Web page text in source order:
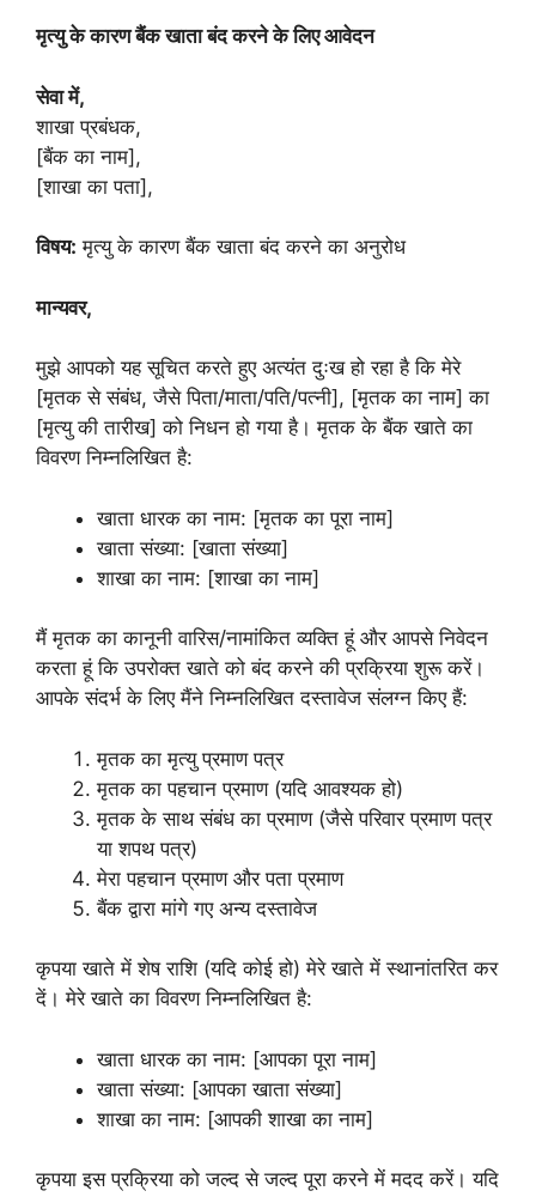
मृत्यु के कारण बैंक खाता बंद करने के लिए आवेदन
सेवा में,
शाखा प्रबंधक,
[बैंक का नाम],
[शाखा का पता],
विषय: मृत्यु के कारण बैंक खाता बंद करने का अनुरोध
मान्यवर,
मुझे आपको यह सूचित करते हुए अत्यंत दुःख हो रहा है कि मेरे
[मृतक से संबंध, जैसे पिता/माता/पति/पत्नी], [मृतक का नाम] का
[मृत्यु की तारीख] को निधन हो गया है। मृतक के बैंक खाते का
विवरण निम्नलिखित है:
खाता धारक का नाम: [मृतक का पूरा नाम]
खाता संख्या: [खाता संख्या]
शाखा का नाम: [शाखा का नाम]
मैं मृतक का कानूनी वारिस/नामांकित व्यक्ति हूं और आपसे निवेदन
करता हूं कि उपरोक्त खाते को बंद करने की प्रक्रिया शुरू करें।
आपके संदर्भ के लिए मैंने निम्नलिखित दस्तावेज संलग्न किए हैं:
मृतक का मृत्यु प्रमाण पत्र
मृतक का पहचान प्रमाण (यदि आवश्यक हो)
मृतक के साथ संबंध का प्रमाण (जैसे परिवार प्रमाण पत्र
या शपथ पत्र)
मेरा पहचान प्रमाण और पता प्रमाण
बैंक द्वारा मांगे गए अन्य दस्तावेज
कृपया खाते में शेष राशि (यदि कोई हो) मेरे खाते में स्थानांतरित कर
दें। मेरे खाते का विवरण निम्नलिखित है:
खाता धारक का नाम: [आपका पूरा नाम]
खाता संख्या: [आपका खाता संख्या]
शाखा का नाम: [आपकी शाखा का नाम]
कृपया इस प्रक्रिया को जल्द से जल्द पूरा करने में मदद करें। यदि